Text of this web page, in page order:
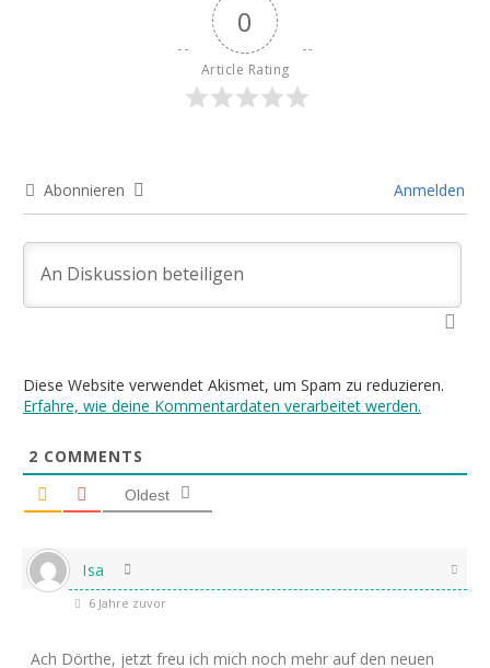
0
Article Rating
Abonnieren Anmelden
Diese Website verwendet Akismet, um Spam zu reduzieren.
Erfahre, wie deine Kommentardaten verarbeitet werden.
2 COMMENTS
Oldest
Isa
6 Jahre zuvor
Ach Dörthe, jetzt freu ich mich noch mehr auf den neuen